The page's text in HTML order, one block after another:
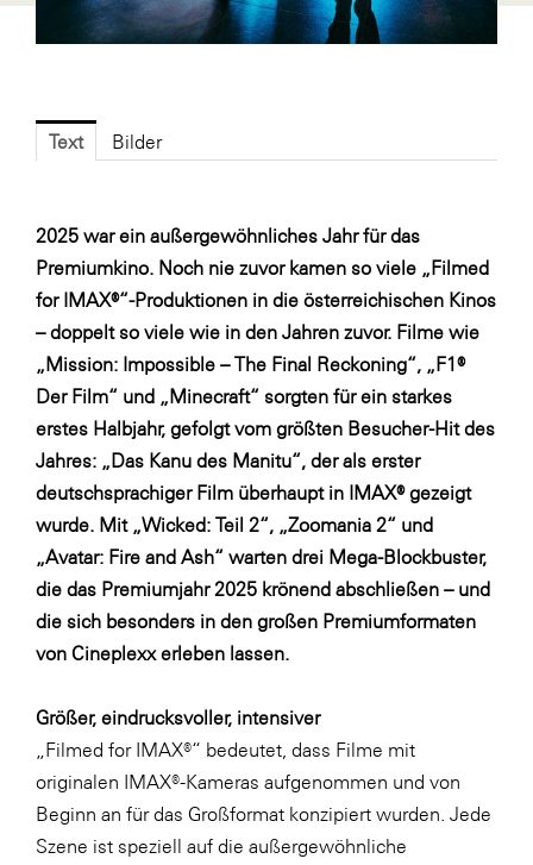
Fressnapf
FRoSTA
Gardena
GBV - Verband gemeinnütziger
Bauvereinigungen
Getzner Werkstoffe
Heimat Österreich
ikp
Johnson & Johnson
JELD-WEN DANA
kosaplaner
LAT Nitrogen
Libro
Lidl Österreich
MTH Retail Group
OMV
OptimaMed
PAGRO
Text Bilder
2025 war ein außergewöhnliches Jahr für das
Premiumkino. Noch nie zuvor kamen so viele „Filmed
for IMAX®“-Produktionen in die österreichischen Kinos
– doppelt so viele wie in den Jahren zuvor. Filme wie
„Mission: Impossible – The Final Reckoning“, „F1®
Der Film“ und „Minecraft“ sorgten für ein starkes
erstes Halbjahr, gefolgt vom größten Besucher-Hit des
Jahres: „Das Kanu des Manitu“, der als erster
deutschsprachiger Film überhaupt in IMAX® gezeigt
wurde. Mit „Wicked: Teil 2“, „Zoomania 2“ und
„Avatar: Fire and Ash“ warten drei Mega-Blockbuster,
die das Premiumjahr 2025 krönend abschließen – und
die sich besonders in den großen Premiumformaten
von Cineplexx erleben lassen.
Größer, eindrucksvoller, intensiver
„Filmed for IMAX®“ bedeutet, dass Filme mit
originalen IMAX®-Kameras aufgenommen und von
Beginn an für das Großformat konzipiert wurden. Jede
Szene ist speziell auf die außergewöhnliche